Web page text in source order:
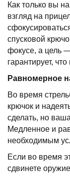
Как только вы
взгляд на
спусковой
фокусе, а цель
гарантирует,
Равномерное
Во время
крючок и
сделать, но
Медленное и
необходимым
Если во время
сдвинете